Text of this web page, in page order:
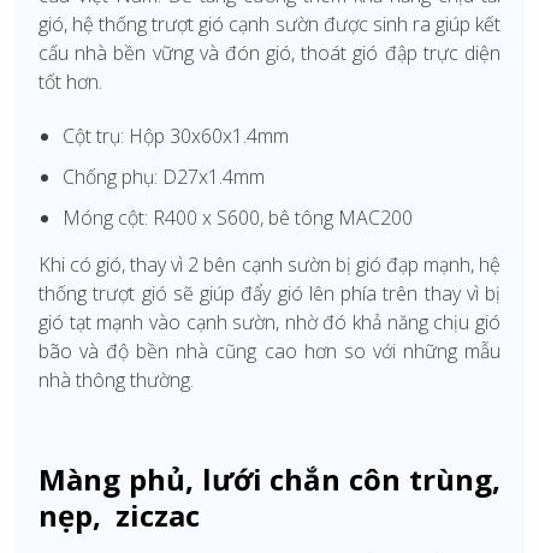
gió, hệ thống trượt gió cạnh sườn được sinh ra giúp kết
cấu nhà bền vững và đón gió, thoát gió đập trực diện
tốt hơn.
Cột trụ: Hộp 30x60x1.4mm
Chống phụ: D27x1.4mm
Móng cột: R400 x S600, bê tông MAC200
Khi có gió, thay vì 2 bên cạnh sườn bị gió đạp mạnh, hệ
thống trượt gió sẽ giúp đẩy gió lên phía trên thay vì bị
gió tạt mạnh vào cạnh sườn, nhờ đó khả năng chịu gió
bão và độ bền nhà cũng cao hơn so với những mẫu
nhà thông thường.
Màng phủ, lưới chắn côn trùng,
nẹp, ziczac